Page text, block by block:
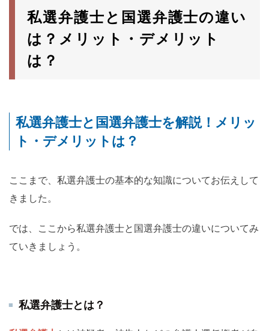
私選弁護士と国選弁護士の違い
は？メリット・デメリット
は？
私選弁護士と国選弁護士を解説！メリッ
ト・デメリットは？
ここまで、私選弁護士の基本的な知識についてお伝えして
きました。
では、ここから私選弁護士と国選弁護士の違いについてみ
ていきましょう。
私選弁護士とは？